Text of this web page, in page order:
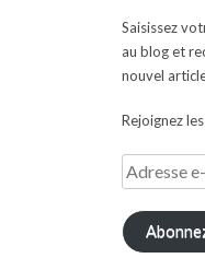
Saisissez
au blog et
nouvel
Rejoignez